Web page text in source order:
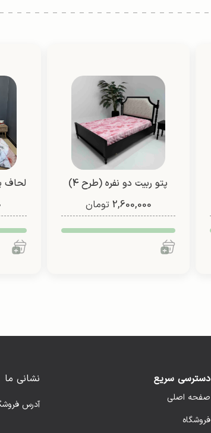
پتو ربیت دو نفره (طرح 4)
2,600,000 تومان
لحاف
دسترسی سریع
صفحه اصلی
فروشگاه
نشانی ما
آدرس